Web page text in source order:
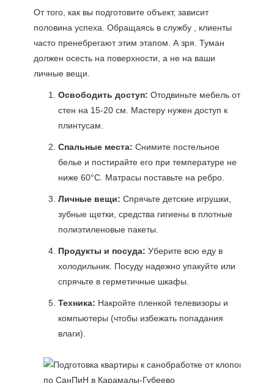
От того, как вы подготовите объект, зависит
половина успеха. Обращаясь в службу , клиенты
часто пренебрегают этим этапом. А зря. Туман
должен осесть на поверхности, а не на ваши
личные вещи.
Освободить доступ: Отодвиньте мебель от
стен на 15-20 см. Мастеру нужен доступ к
плинтусам.
Спальные места: Снимите постельное
белье и постирайте его при температуре не
ниже 60°C. Матрасы поставьте на ребро.
Личные вещи: Спрячьте детские игрушки,
зубные щетки, средства гигиены в плотные
полиэтиленовые пакеты.
Продукты и посуда: Уберите всю еду в
холодильник. Посуду надежно упакуйте или
спрячьте в герметичные шкафы.
Техника: Накройте пленкой телевизоры и
компьютеры (чтобы избежать попадания
влаги).